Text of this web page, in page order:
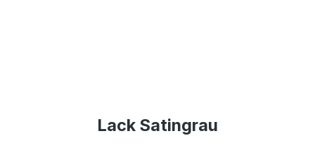
Lack Satingrau